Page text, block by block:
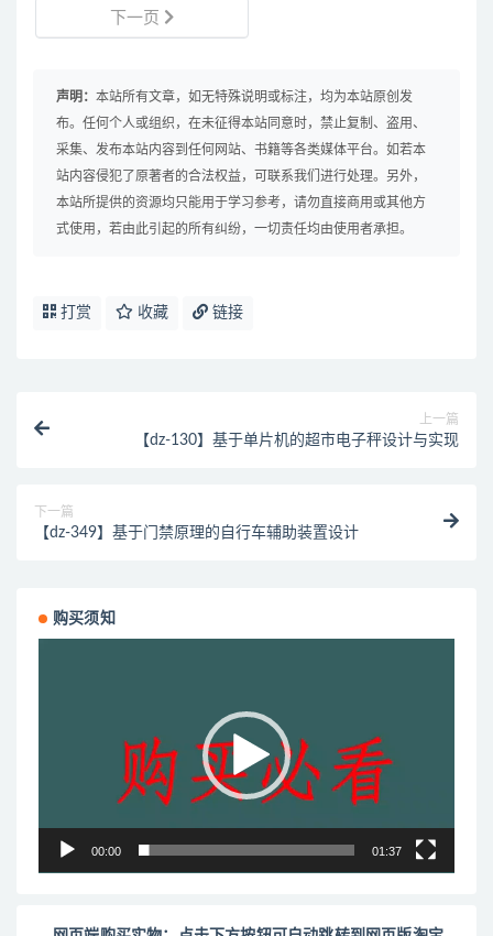
下一页
声明： 本站所有文章，如无特殊说明或标注，均为本站原创发
布。任何个人或组织，在未征得本站同意时，禁止复制、盗用、
采集、发布本站内容到任何网站、书籍等各类媒体平台。如若本
站内容侵犯了原著者的合法权益，可联系我们进行处理。另外，
本站所提供的资源均只能用于学习参考，请勿直接商用或其他方
式使用，若由此引起的所有纠纷，一切责任均由使用者承担。
打赏 收藏 链接
上一篇
【dz-130】基于单片机的超市电子秤设计与实现
下一篇
【dz-349】基于门禁原理的自行车辅助装置设计
购买须知
00:00 01:37